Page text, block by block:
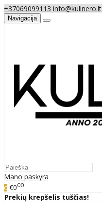
+37069099113 info@kulinero.lt
Navigacija
Mano paskyra
0 €000
Prekių krepšelis tuščias!